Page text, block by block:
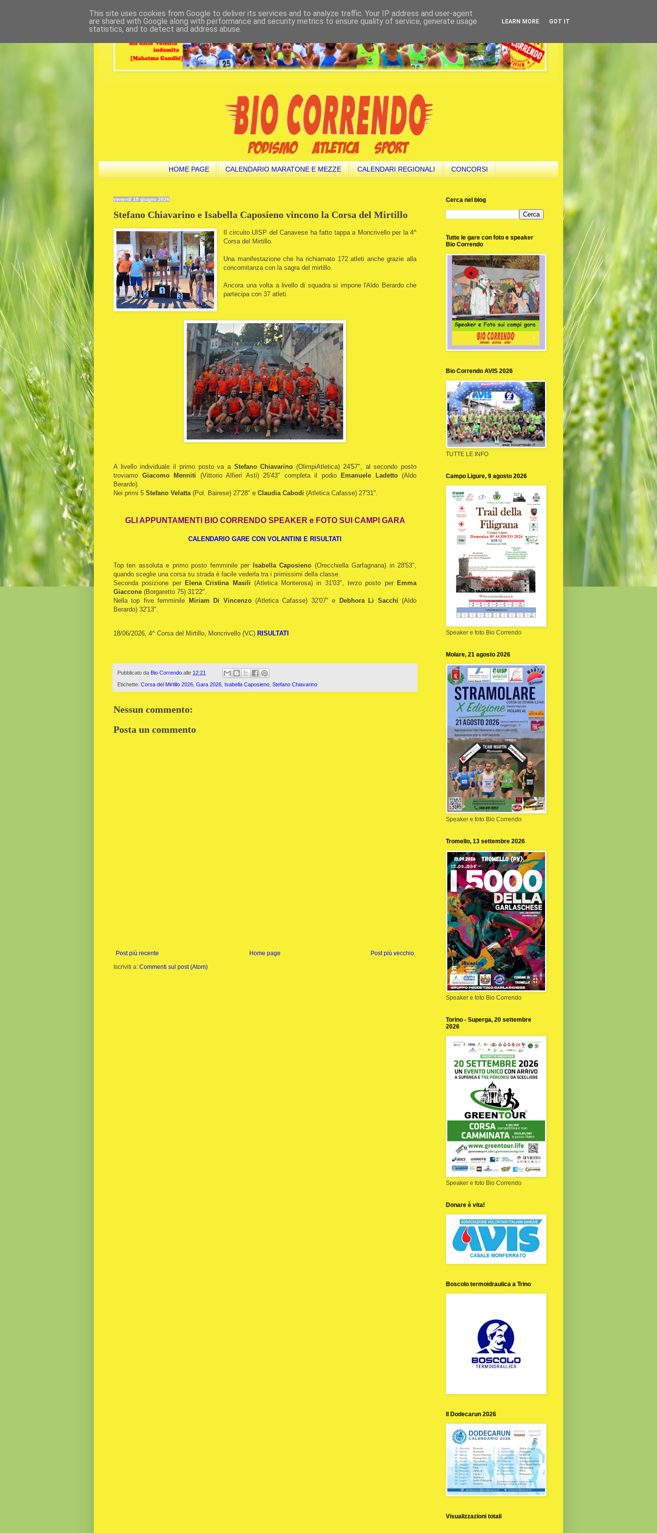
HOME PAGE CALENDARIO MARATONE E MEZZE CALENDARI REGIONALI CONCORSI
venerdì 19 giugno 2026
Stefano Chiavarino e Isabella Caposieno vincono la Corsa del Mirtillo
Il circuito UISP del Canavese ha fatto tappa a Moncrivello per la 4^
Corsa del Mirtillo.
Una manifestazione che ha richiamato 172 atleti anche grazie alla
concomitanza con la sagra del mirtillo.
Ancora una volta a livello di squadra si impone l'Aldo Berardo che
partecipa con 37 atleti.
A livello individuale il primo posto va a Stefano Chiavarino (OlimpiAtletica) 24'57", al secondo posto
troviamo Giacomo Menniti (Vittorio Alfieri Asti) 25'43" completa il podio Emanuele Ladetto(Aldo
Berardo).
Nei primi 5 Stefano Velatta(Pol. Bairese) 27'28" e Claudia Cabodi (Atletica Cafasse) 27'31".
GLI APPUNTAMENTI BIO CORRENDO SPEAKER e FOTO SUI CAMPI GARA
CALENDARIO GARE CON VOLANTINI E RISULTATI
Top ten assoluta e primo posto femminile per Isabella Caposieno (Orecchiella Garfagnana) in 28'53",
quando sceglie una corsa su strada è facile vederla tra i primissimi della classe.
Seconda posizione per Elena Cristina Masili (Atletica Monterosa) in 31'03", terzo posto per Emma
Giaccone (Borgaretto 75) 31'22".
Nella top five femminile
Miriam Di Vincenzo(Atletica Cafasse) 32'07" e Debhora Li Sacchi(Aldo
Berardo) 32'13".
18/06/2026, 4^ Corsa del Mirtillo, Moncrivello (VC) RISULTATI
Pubblicato da Bio Correndo alle 12:21
Etichette: Corsa del Mirtillo 2026 Gara 2026 Isabella Caposieno Stefano Chiavarino
Nessun commento:
Posta un commento
Post più recente Post più vecchio
Home page
Iscriviti a: Commenti sul post (Atom)
Cerca nel blog
Tutte le gare con foto e speaker
Bio Correndo
Bio Correndo AVIS 2026
TUTTE LE INFO
Campo Ligure, 9 agosto 2026
Speaker e foto Bio Correndo
Molare, 21 agosto 2026
Speaker e foto Bio Correndo
Tromello, 13 settembre 2026
Speaker e foto Bio Correndo
Torino - Superga, 20 settembre
2026
Speaker e foto Bio Correndo
Donare è vita!
Boscolo termoidraulica a Trino
Il Dodecarun 2026
Visualizzazioni totali
This site uses cookies from Google to deliver its services and to analyze traffic. Your IP address and user-agent
are shared with Google along with performance and security metrics to ensure quality of service, generate usage
statistics, and to detect and address abuse.
LEARN MORE GOT IT